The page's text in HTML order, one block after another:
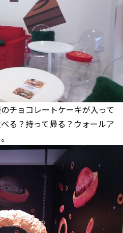
チョコレートケーキが入って
る？持って帰る？ウォールア